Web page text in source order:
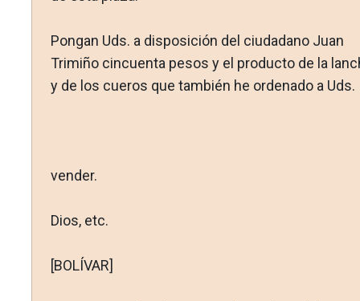
Pongan Uds. a disposición del ciudadano Juan
Trimiño cin­cuenta pesos y el producto de la
y de los cueros que también he ordenado a Uds.
vender.
Dios, etc.
[BOLÍVAR]